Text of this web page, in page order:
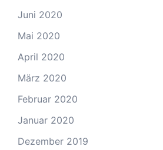
Juni 2020
Mai 2020
April 2020
März 2020
Februar 2020
Januar 2020
Dezember 2019